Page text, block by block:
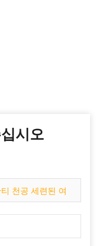
시오
천공 세련된 여